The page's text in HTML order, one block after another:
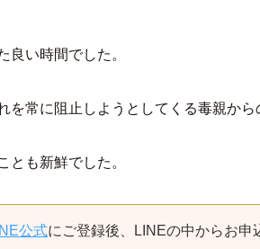
良い時間でした。
常に阻止しようとしてくる毒親から
とも新鮮でした。
公式にご登録後、LINEの中からお申